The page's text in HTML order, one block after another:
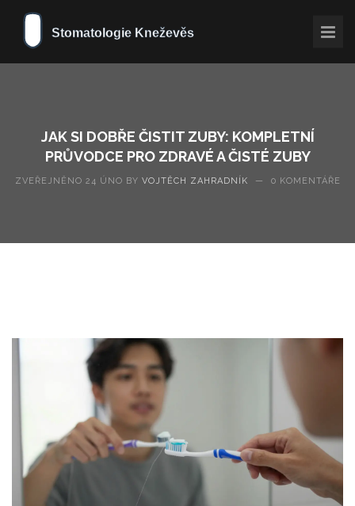
JAK SI DOBŘE ČISTIT ZUBY: KOMPLETNÍ
PRŮVODCE PRO ZDRAVÉ A ČISTÉ ZUBY
ZVEŘEJNĚNO 24 ÚNO BY VOJTĚCH ZAHRADNÍK — 0 KOMENTÁŘE